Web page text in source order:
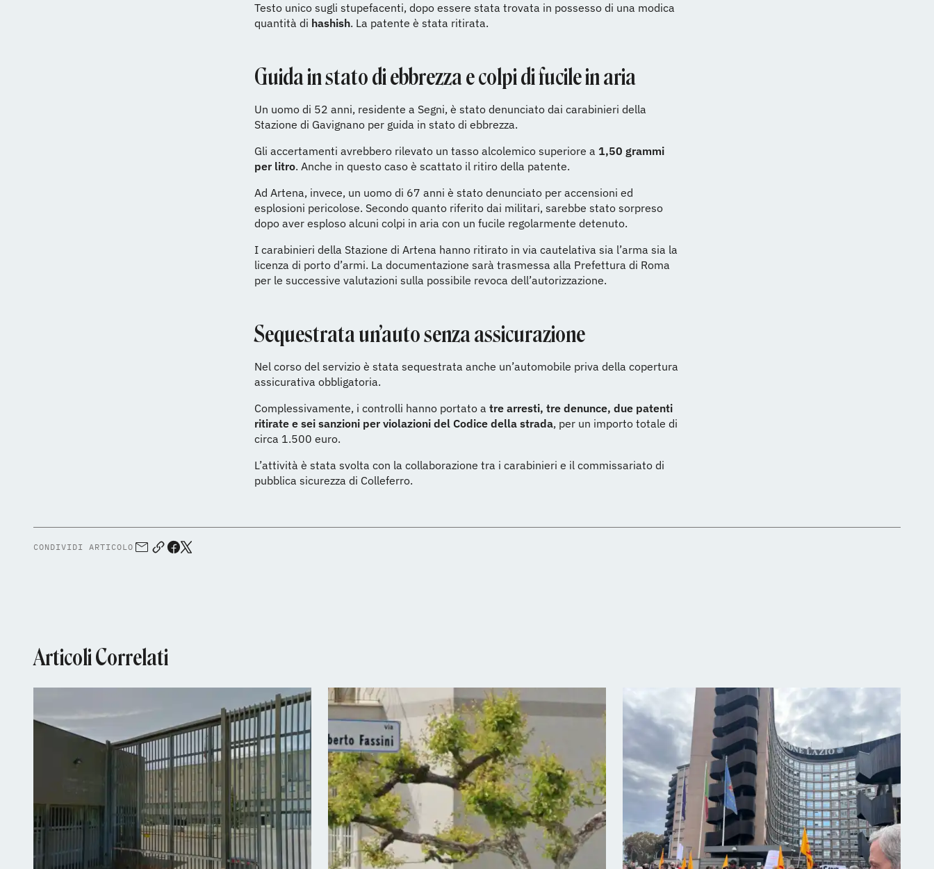
Testo unico sugli stupefacenti, dopo essere stata trovata in possesso di una modica
quantità di hashish. La patente è stata ritirata.
Guida in stato di ebbrezza e colpi di fucile in aria
Un uomo di 52 anni, residente a Segni, è stato denunciato dai carabinieri della
Stazione di Gavignano per guida in stato di ebbrezza.
Gli accertamenti avrebbero rilevato un tasso alcolemico superiore a 1,50 grammi
per litro. Anche in questo caso è scattato il ritiro della patente.
Ad Artena, invece, un uomo di 67 anni è stato denunciato per accensioni ed
esplosioni pericolose. Secondo quanto riferito dai militari, sarebbe stato sorpreso
dopo aver esploso alcuni colpi in aria con un fucile regolarmente detenuto.
I carabinieri della Stazione di Artena hanno ritirato in via cautelativa sia l’arma sia la
licenza di porto d’armi. La documentazione sarà trasmessa alla Prefettura di Roma
per le successive valutazioni sulla possibile revoca dell’autorizzazione.
Sequestrata un’auto senza assicurazione
Nel corso del servizio è stata sequestrata anche un’automobile priva della copertura
assicurativa obbligatoria.
Complessivamente, i controlli hanno portato a tre arresti, tre denunce, due patenti
ritirate e sei sanzioni per violazioni del Codice della strada, per un importo totale di
circa 1.500 euro.
L’attività è stata svolta con la collaborazione tra i carabinieri e il commissariato di
pubblica sicurezza di Colleferro.
CONDIVIDI ARTICOLO
Articoli Correlati